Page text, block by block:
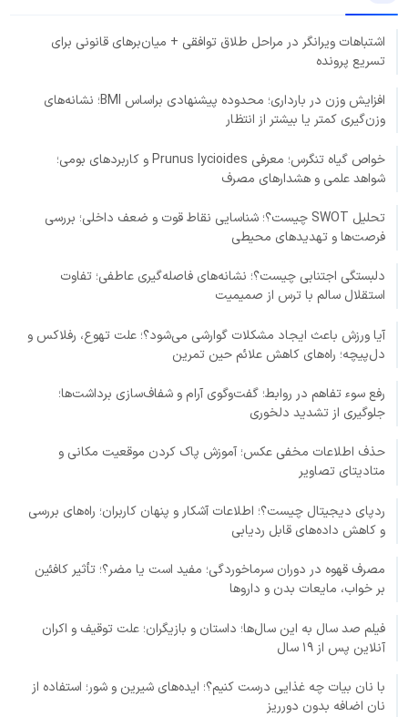
اشتباهات ویرانگر در مراحل طلاق توافقی + میان‌برهای قانونی برای
تسریع پرونده
افزایش وزن در بارداری؛ محدوده پیشنهادی براساس BMI؛ نشانه‌های
وزن‌گیری کمتر یا بیشتر از انتظار
خواص گیاه تنگرس؛ معرفی Prunus lycioides و کاربردهای بومی؛
شواهد علمی و هشدارهای مصرف
تحلیل SWOT چیست؟؛ شناسایی نقاط قوت و ضعف داخلی؛ بررسی
فرصت‌ها و تهدیدهای محیطی
دلبستگی اجتنابی چیست؟؛ نشانه‌های فاصله‌گیری عاطفی؛ تفاوت
استقلال سالم با ترس از صمیمیت
آیا ورزش باعث ایجاد مشکلات گوارشی می‌شود؟؛ علت تهوع، رفلاکس و
دل‌پیچه؛ راه‌های کاهش علائم حین تمرین
رفع سوء تفاهم در روابط؛ گفت‌وگوی آرام و شفاف‌سازی برداشت‌ها؛
جلوگیری از تشدید دلخوری
حذف اطلاعات مخفی عکس؛ آموزش پاک کردن موقعیت مکانی و
متادیتای تصاویر
ردپای دیجیتال چیست؟؛ اطلاعات آشکار و پنهان کاربران؛ راه‌های بررسی
و کاهش داده‌های قابل ردیابی
مصرف قهوه در دوران سرماخوردگی؛ مفید است یا مضر؟؛ تأثیر کافئین
بر خواب، مایعات بدن و داروها
فیلم صد سال به این سال‌ها؛ داستان و بازیگران؛ علت توقیف و اکران
آنلاین پس از ۱۹ سال
با نان بیات چه غذایی درست کنیم؟؛ ایده‌های شیرین و شور؛ استفاده از
نان اضافه بدون دورریز